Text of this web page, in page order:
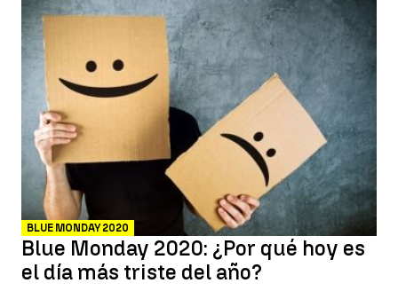
BLUE MONDAY 2020
Blue Monday 2020: ¿Por qué hoy es
el día más triste del año?